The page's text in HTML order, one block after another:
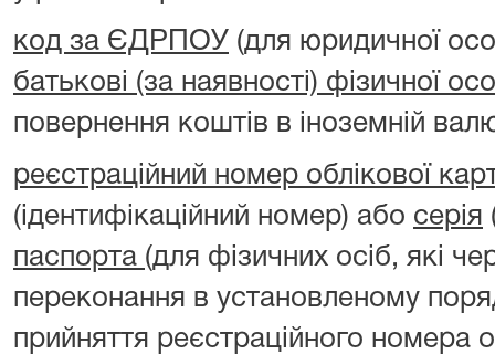
код за ЄДРПОУ (для юридичної
батькові (за наявності) фізичної
повернення коштів в іноземній
реєстраційний номер облікової
(ідентифікаційний номер) або серія
паспорта (для фізичних осіб, які
переконання в установленому
прийняття реєстраційного номера